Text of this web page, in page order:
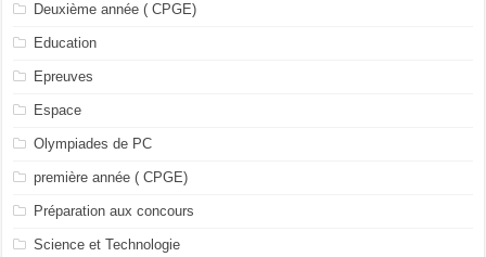
Deuxième année ( CPGE)
Education
Epreuves
Espace
Olympiades de PC
première année ( CPGE)
Préparation aux concours
Science et Technologie